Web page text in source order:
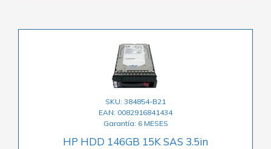
SKU: 384854-B21
EAN: 0082916841434
Garantía: 6 MESES
HP HDD 146GB 15K SAS 3.5in